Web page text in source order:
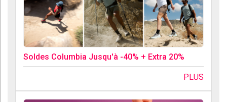
Soldes Columbia Jusqu'à -40% + Extra 20%
PLUS